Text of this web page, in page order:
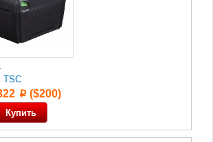
TSC
p($200)